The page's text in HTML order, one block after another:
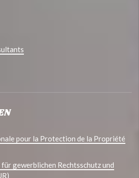
pour la Protection de la Propriété
gewerblichen Rechtsschutz und